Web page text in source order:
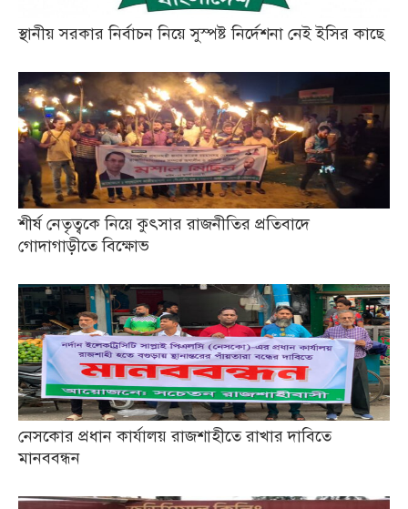
স্থানীয় সরকার নির্বাচন নিয়ে সুস্পষ্ট নির্দেশনা নেই ইসির কাছে
শীর্ষ নেতৃত্বকে নিয়ে কুৎসার রাজনীতির প্রতিবাদে
গোদাগাড়ীতে বিক্ষোভ
নেসকোর প্রধান কার্যালয় রাজশাহীতে রাখার দাবিতে
মানববন্ধন